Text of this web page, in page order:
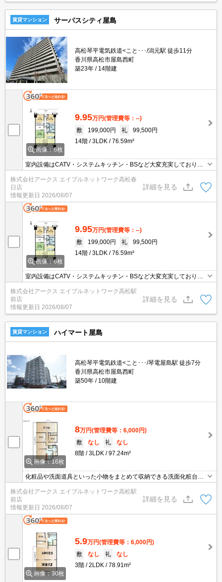
賃貸マンション サーパスシティ屋島
高松琴平電気鉄道<こと･･･/潟元駅 徒歩11分
香川県高松市屋島西町
築23年
14階建
画像：6枚
9.95万円(管理費等：--)
敷
199,000円 礼
99,500円
14階
3LDK 76.59m²
室内設備はCATV・システムキッチン・BSなど大変充実しておりま
す。オートロック機能があるので来訪者は基本的に玄関先まで来る
ことがなく安全面に優れております。共用部には宅配ボックスが付
いているため、非対面で荷物を受け取れます。解放感のある対面式
キッチン付きの物件はいかがですか。三口コンロが付いています。
株式会社アークス エイブルネットワーク高松春
日店
情報更新日 2026/08/07
詳細を見る
画像：6枚
9.95万円(管理費等：--)
敷
199,000円 礼
99,500円
14階
3LDK 76.59m²
室内設備はCATV・システムキッチン・BSなど大変充実しておりま
す。オートロック機能があるので来訪者は基本的に玄関先まで来る
ことがなく安全面に優れております。共用部には宅配ボックスが付
いているため、非対面で荷物を受け取れます。解放感のある対面式
キッチン付きの物件はいかがですか。三口コンロが付いています。
株式会社アークス エイブルネットワーク高松駅
前店
情報更新日 2026/08/07
詳細を見る
賃貸マンション ハイマート屋島
高松琴平電気鉄道<こと･･･/琴電屋島駅 徒歩7分
香川県高松市屋島西町
築50年
10階建
画像：16枚
8万円(管理費等：6,000円)
敷
なし 礼
なし
8階
3LDK 97.24m²
化粧品や洗面道具といった小物をまとめて収納できる洗面化粧台を
採用しています。収納はシューズボックス・押入など豊富なので、
広々と空間を利用することも可能です。駐輪場付きの物件です。お
仕事でパソコンを使う方に好評の光回線導入の物件です。お車をお
持ちの方に駐車スペースを空けております。こちらの物件はマンシ
ョンです。
株式会社アークス エイブルネットワーク高松駅
前店
情報更新日 2026/08/07
詳細を見る
画像：30枚
5.9万円(管理費等：6,000円)
敷
なし 礼
なし
3階
2LDK 78.91m²